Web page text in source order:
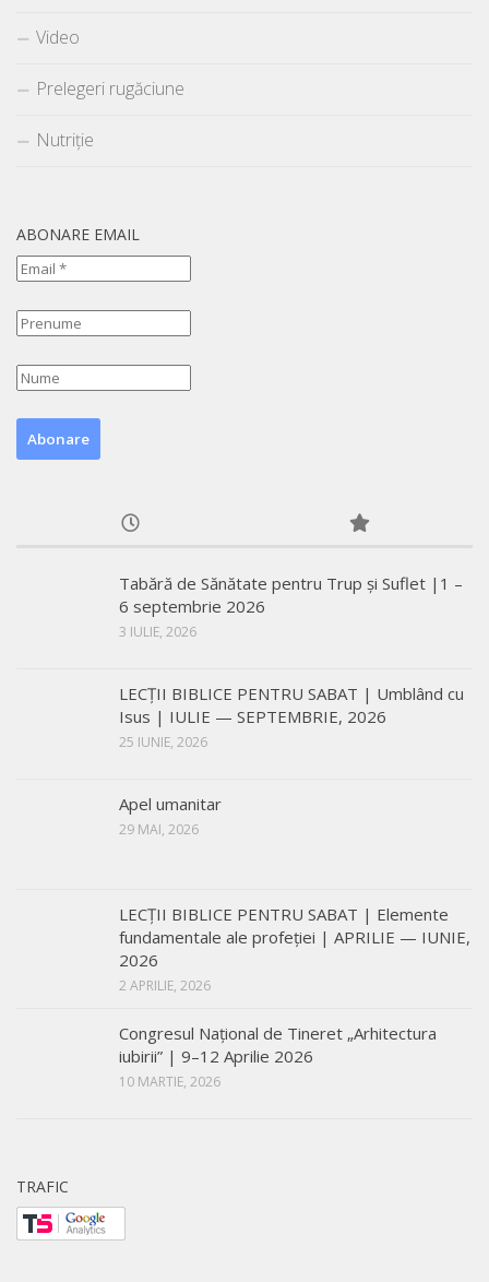
Video
Prelegeri rugăciune
Nutriție
ABONARE EMAIL
Tabără de Sănătate pentru Trup și Suflet |1 –
6 septembrie 2026
3 IULIE, 2026
LECŢII BIBLICE PENTRU SABAT | Umblând cu
Isus | IULIE — SEPTEMBRIE, 2026
25 IUNIE, 2026
Apel umanitar
29 MAI, 2026
LECŢII BIBLICE PENTRU SABAT | Elemente
fundamentale ale profeției | APRILIE — IUNIE,
2026
2 APRILIE, 2026
Congresul Național de Tineret „Arhitectura
iubirii” | 9–12 Aprilie 2026
10 MARTIE, 2026
TRAFIC